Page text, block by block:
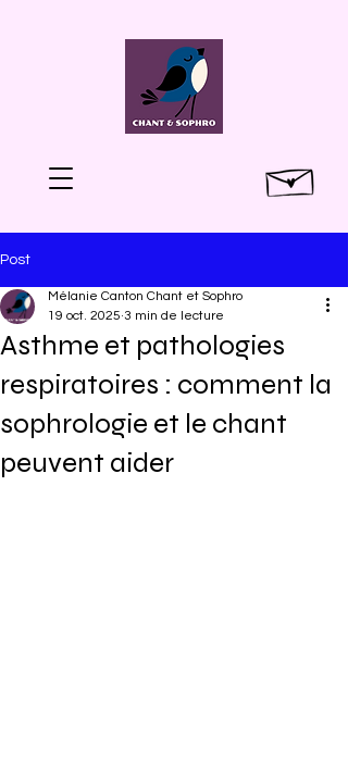
Post
Asthme et pathologies
respiratoires : comment la
sophrologie et le chant
peuvent aider
Mélanie Canton Chant et Sophro
19 oct. 2025 3 min de lecture